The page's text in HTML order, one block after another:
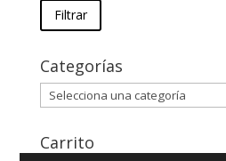
mínimo
Filtrar
Categorías
Carrito